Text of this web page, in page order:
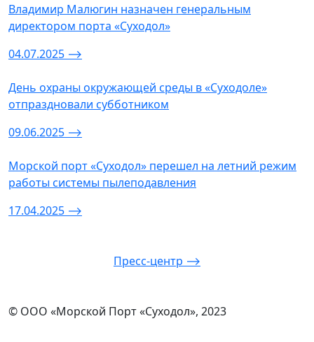
Владимир Малюгин назначен генеральным
директором порта «Суходол»
04.07.2025 ⟶
День охраны окружающей среды в «Суходоле»
отпраздновали субботником
09.06.2025 ⟶
Морской порт «Суходол» перешел на летний режим
работы системы пылеподавления
17.04.2025 ⟶
Пресс-центр ⟶
© ООО «Морской Порт «Суходол», 2023